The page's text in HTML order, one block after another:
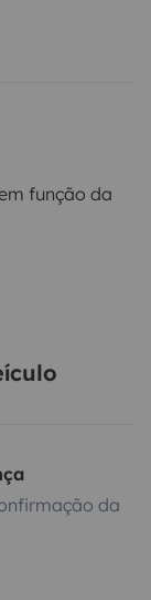
função da
da